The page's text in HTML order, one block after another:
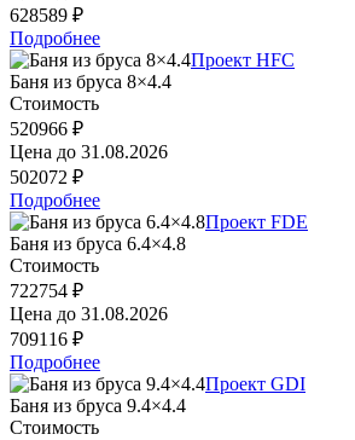
628589 ₽
Подробнее
Проект HFC
Баня из бруса 8×4.4
Стоимость
520966 ₽
Цена до 31.08.2026
502072 ₽
Подробнее
Проект FDE
Баня из бруса 6.4×4.8
Стоимость
722754 ₽
Цена до 31.08.2026
709116 ₽
Подробнее
Проект GDI
Баня из бруса 9.4×4.4
Стоимость